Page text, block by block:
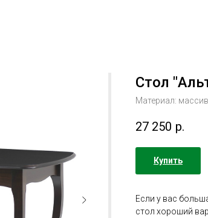
Стол
Материал:
27 250 р.
Купить
Если у вас
стол хороший